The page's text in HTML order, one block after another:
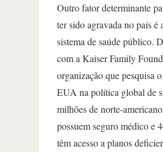
Outro fator determinante
ter sido agravada no país é
sistema de saúde público.
com a Kaiser Family
organização que pesquisa
EUA na política global de
milhões de norte-
possuem seguro médico e
têm acesso a planos